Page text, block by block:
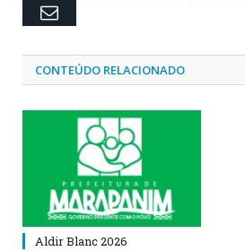
Email
CONTEÚDO RELACIONADO
Aldir Blanc 2026